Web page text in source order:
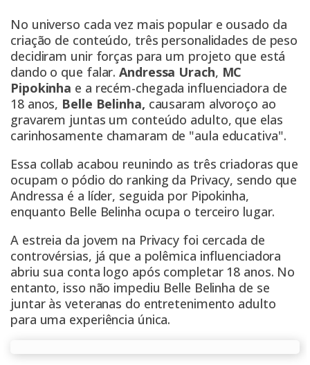
No universo cada vez mais popular e ousado da
criação de conteúdo, três personalidades de peso
decidiram unir forças para um projeto que está
dando o que falar.Andressa Urach, MC
Pipokinha e a recém-chegada influenciadora de
18 anos, Belle Belinha, causaram alvoroço ao
gravarem juntas um conteúdo adulto, que elas
carinhosamente chamaram de "aula educativa".
Essa collab acabou reunindo as três criadoras que
ocupam o pódio do ranking da Privacy, sendo que
Andressa é a líder, seguida por Pipokinha,
enquanto Belle Belinha ocupa o terceiro lugar.
A estreia da jovem na Privacy foi cercada de
controvérsias, já que a polêmica influenciadora
abriu sua conta logo após completar 18 anos. No
entanto, isso não impediu Belle Belinha de se
juntar às veteranas do entretenimento adulto
para uma experiência única.